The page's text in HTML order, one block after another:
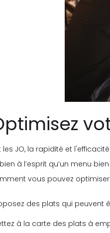
les JO, la rapidité et
à l’esprit qu’un menu
vous pouvez
des plats qui peuvent
à la carte des plats à